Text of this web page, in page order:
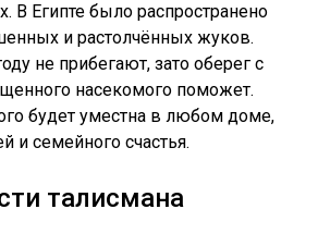
В Египте было распространено
и растолчённых жуков.
не прибегают, зато оберег с
насекомого поможет.
будет уместна в любом доме,
и семейного счастья.
талисмана